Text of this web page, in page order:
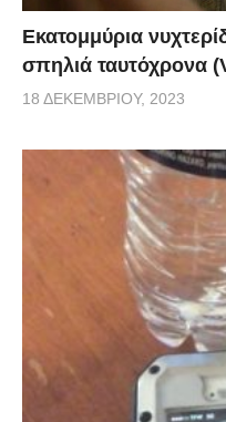
Εκατομμύρια
σπηλιά ταυτόχρονα
18 ΔΕΚΕΜΒΡΊΟΥ, 2023